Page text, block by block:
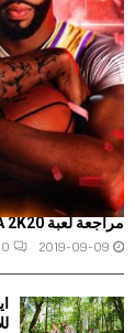
مراجعة لعبة NBA 2K20
2019-09-09
0